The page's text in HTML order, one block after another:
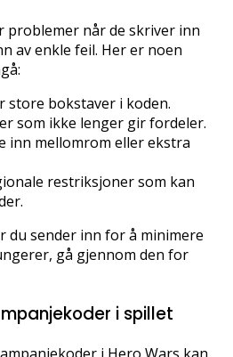
problemer når de skriver inn
av enkle feil. Her er noen
store bokstaver i koden.
som ikke lenger gir fordeler.
inn mellomrom eller ekstra
restriksjoner som kan
du sender inn for å minimere
gå gjennom den for
i spillet